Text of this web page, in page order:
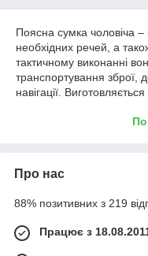
Поясна сумка чоловіча –
необхідних речей, а
тактичному виконанні
транспортування зброї,
навігації.
Сьогодні такі сумки
вузькоспеціалізованих.
Які переваги
чоловіча?
Про нас
88% позитивних з 219
Працює з